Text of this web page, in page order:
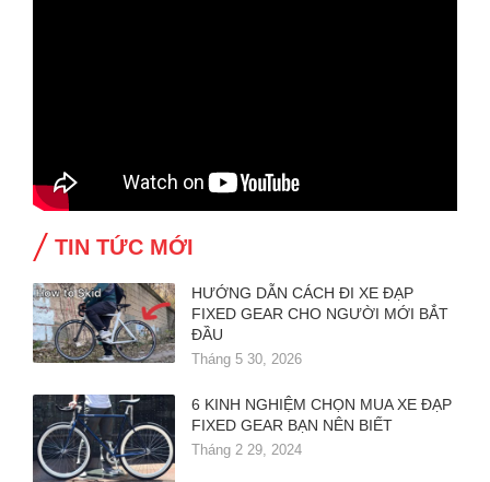
TIN TỨC MỚI
HƯỚNG DẪN CÁCH ĐI XE ĐẠP
FIXED GEAR CHO NGƯỜI MỚI BẮT
ĐẦU
Tháng 5 30, 2026
6 KINH NGHIỆM CHỌN MUA XE ĐẠP
FIXED GEAR BẠN NÊN BIẾT
Tháng 2 29, 2024